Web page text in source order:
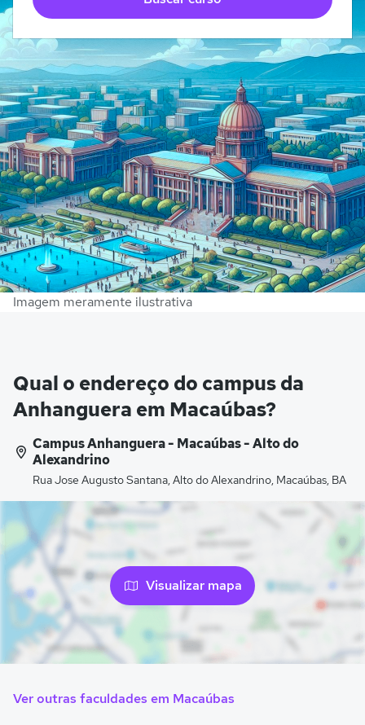
Imagem meramente ilustrativa
Qual o endereço do campus da
Anhanguera em Macaúbas?
Campus Anhanguera - Macaúbas - Alto do
Alexandrino
Rua Jose Augusto Santana, Alto do Alexandrino, Macaúbas, BA
Visualizar mapa
Ver outras faculdades em Macaúbas